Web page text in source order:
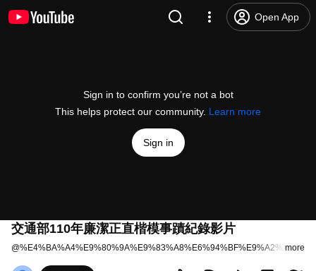
Open App
Sign in to confirm you’re not a bot
This helps protect our community. Learn more
Sign in
交通部110年廉潔正直楷模事蹟紀錄影片
@ more